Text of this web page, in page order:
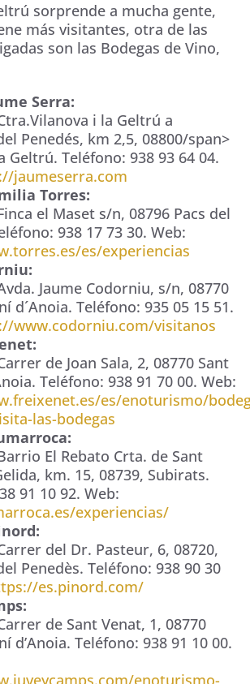
sorprende a mucha gente,
más visitantes, otra de las
son las Bodegas de Vino,
Serra:
i la Geltrú a
Penedés, km 2,5, 08800/span>
Geltrú. Teléfono: 938 93 64 04.
jaumeserra.com
Torres:
el Maset s/n, 08796 Pacs del
938 17 73 30. Web:
es/experiencias
Jaume Codorniu, s/n, 08770
d´Anoia. Teléfono: 935 05 15 51.
www.codorniu.com/visitanos
de Joan Sala, 2, 08770 Sant
Teléfono: 938 91 70 00. Web:
es/enoturismo/
las-bodegas
El Rebato Crta. de Sant
km. 15, 08739, Subirats.
91 10 92. Web:
experiencias/
del Dr. Pasteur, 6, 08720,
Penedès. Teléfono: 938 90 30
es.pinord.com/
de Sant Venat, 1, 08770
d’Anoia. Teléfono: 938 91 10 00.